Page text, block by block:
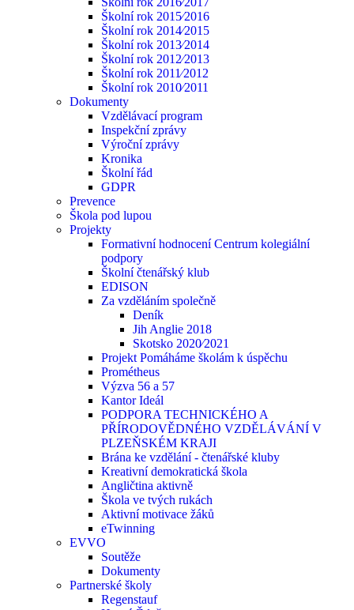
Školní rok 2015⁄2016
Školní rok 2014⁄2015
Školní rok 2013⁄2014
Školní rok 2012⁄2013
Školní rok 2011⁄2012
Školní rok 2010⁄2011
Dokumenty
Vzdělávací program
Inspekční zprávy
Výroční zprávy
Kronika
Školní řád
GDPR
Prevence
Škola pod lupou
Projekty
Formativní hodnocení Centrum kolegiální
podpory
Školní čtenářský klub
EDISON
Za vzděláním společně
Deník
Jih Anglie 2018
Skotsko 2020⁄2021
Projekt Pomáháme školám k úspěchu
Prométheus
Výzva 56 a 57
Kantor Ideál
PODPORA TECHNICKÉHO A
PŘÍRODOVĚDNÉHO VZDĚLÁVÁNÍ V
PLZEŇSKÉM KRAJI
Brána ke vzdělání - čtenářské kluby
Kreativní demokratická škola
Angličtina aktivně
Škola ve tvých rukách
Aktivní motivace žáků
eTwinning
EVVO
Soutěže
Dokumenty
Partnerské školy
Regenstauf